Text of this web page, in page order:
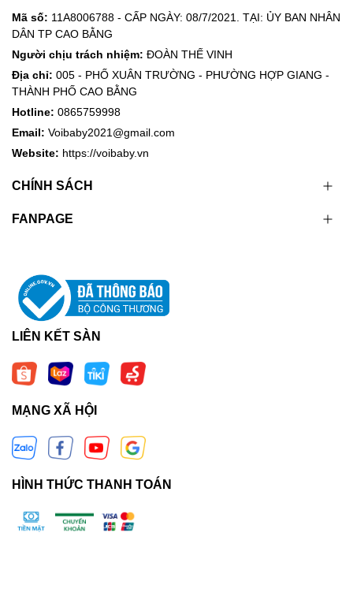
Mã số: 11A8006788 - CẤP NGÀY: 08/7/2021. TẠI: ỦY BAN NHÂN
DÂN TP CAO BẰNG
Người chịu trách nhiệm: ĐOÀN THẾ VINH
Địa chỉ: 005 - PHỐ XUÂN TRƯỜNG - PHƯỜNG HỢP GIANG -
THÀNH PHỐ CAO BẰNG
Hotline: 0865759998
Email: Voibaby2021@gmail.com
Website: https://voibaby.vn
CHÍNH SÁCH
FANPAGE
LIÊN KẾT SÀN
MẠNG XÃ HỘI
HÌNH THỨC THANH TOÁN